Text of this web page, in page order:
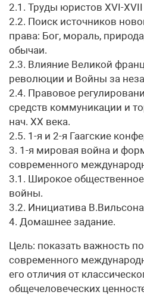
2.1. Труды юристов XVI-
2.2. Поиск источников
права: Бог, мораль,
обычаи.
2.3. Влияние Великой
революции и Войны за
2.4. Правовое
средств коммуникации и
нач. XX века.
2.5. 1-я и 2-я Гаагские
3. 1-я мировая война и
современного
3.1. Широкое
войны.
3.2. Инициатива
4. Домашнее задание.
Цель: показать важность
современного
его отличия от
общечеловеческих